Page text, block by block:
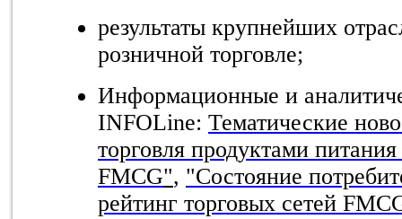
результаты крупнейших
розничной торговле;
Информационные и
INFOLine: Тематические
торговля продуктами
FMCG", "Состояние
рейтинг торговых сетей